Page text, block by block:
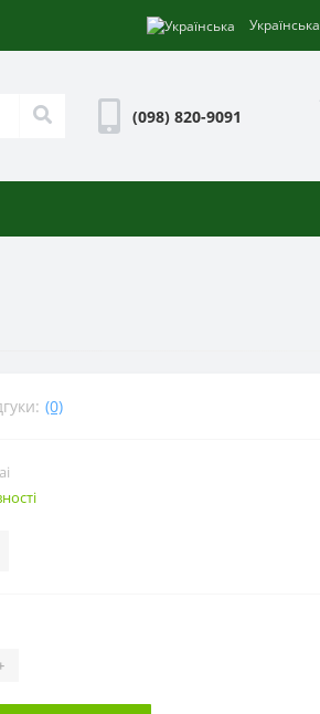
Українська
(098) 820-9091
(0)